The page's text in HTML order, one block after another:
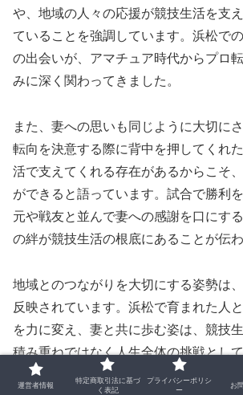
や、地域の人々の応援が競技生活を支
ていることを強調しています。浜松で
の出会いが、アマチュア時代からプロ
みに深く関わってきました。
また、妻への思いも同じように大切に
転向を決意する際に背中を押してくれ
活で支えてくれる存在があるからこそ
ができると語っています。試合で勝利
元や戦友と並んで妻への感謝を口にす
の絆が競技生活の根底にあることが伝わ
地域とのつながりを大切にする姿勢は
反映されています。浜松で育まれた人
を力に変え、妻と共に歩む姿は、競技
積み重ねではなく人生全体の挑戦とし
示しています。家庭と地域の支えが一
運営者情報
特定商取引法に基づ
く表記
プライバシーポリシ
ー
お